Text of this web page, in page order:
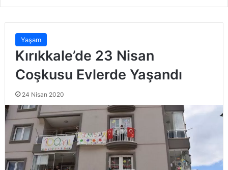
Yaşam
Kırıkkale’de 23 Nisan
Coşkusu Evlerde Yaşandı
24 Nisan 2020